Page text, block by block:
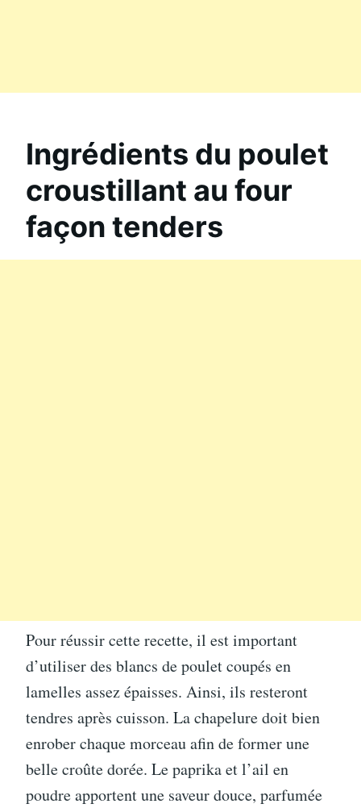
Ingrédients du poulet
croustillant au four
façon tenders
Pour réussir cette recette, il est important
d’utiliser des blancs de poulet coupés en
lamelles assez épaisses. Ainsi, ils resteront
tendres après cuisson. La chapelure doit bien
enrober chaque morceau afin de former une
belle croûte dorée. Le paprika et l’ail en
poudre apportent une saveur douce, parfumée